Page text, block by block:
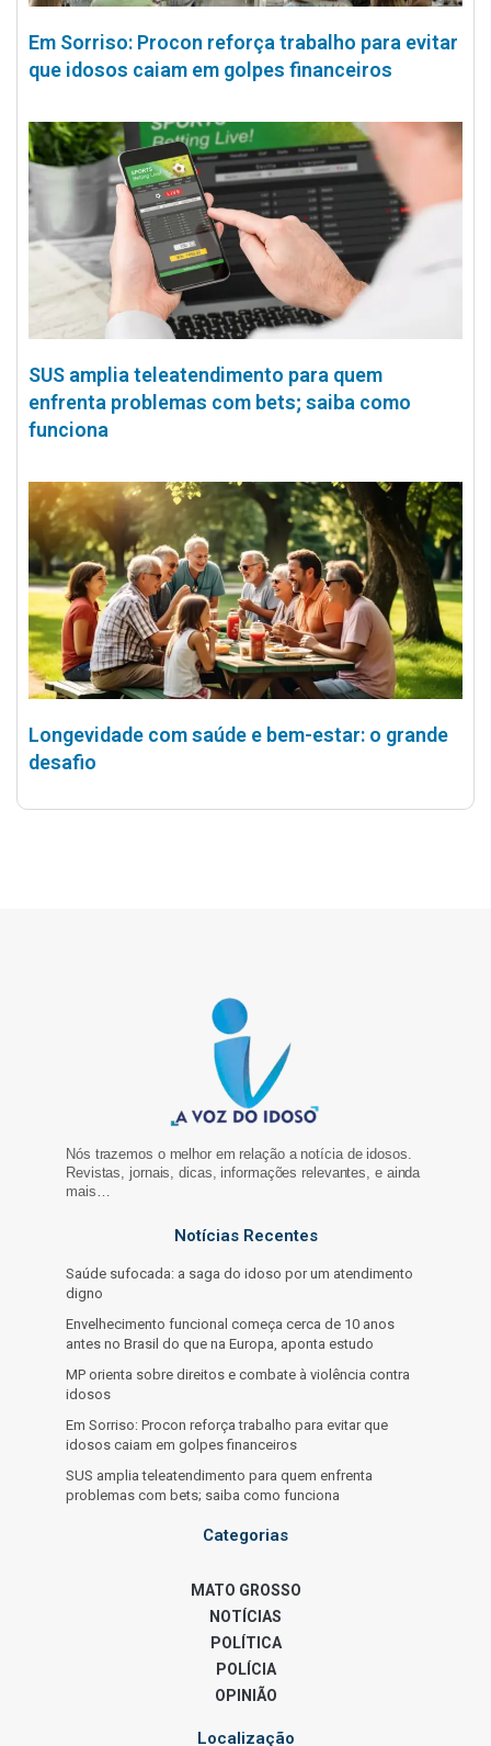
Em Sorriso: Procon reforça trabalho para evitar
que idosos caiam em golpes financeiros
SUS amplia teleatendimento para quem
enfrenta problemas com bets; saiba como
funciona
Longevidade com saúde e bem-estar: o grande
desafio
Nós trazemos o melhor em relação a notícia de idosos.
Revistas, jornais, dicas, informações relevantes, e ainda
mais…
Notícias Recentes
Saúde sufocada: a saga do idoso por um atendimento
digno
Envelhecimento funcional começa cerca de 10 anos
antes no Brasil do que na Europa, aponta estudo
MP orienta sobre direitos e combate à violência contra
idosos
Em Sorriso: Procon reforça trabalho para evitar que
idosos caiam em golpes financeiros
SUS amplia teleatendimento para quem enfrenta
problemas com bets; saiba como funciona
Categorias
MATO GROSSO
NOTÍCIAS
POLÍTICA
POLÍCIA
OPINIÃO
Localização